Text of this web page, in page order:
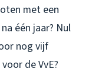
met een
één jaar? Nul
nog vijf
de VvE?